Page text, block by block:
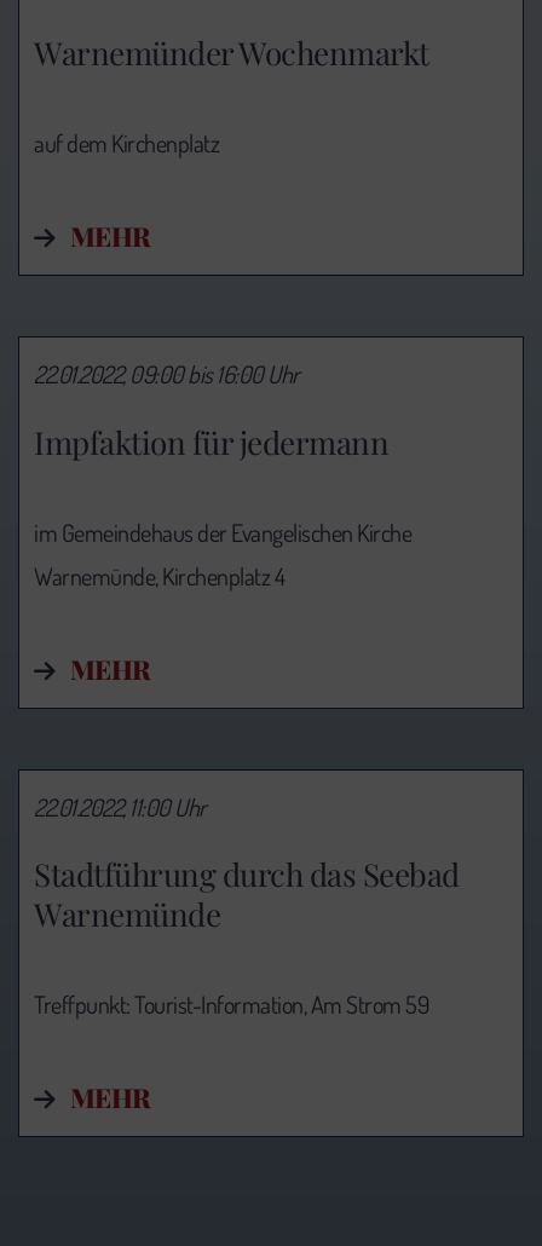
Warnemünder Wochenmarkt
auf dem Kirchenplatz
MEHR
Impfaktion für jedermann
22.01.2022, 09:00 bis 16:00 Uhr
im Gemeindehaus der Evangelischen Kirche
Warnemünde, Kirchenplatz 4
MEHR
Stadtführung durch das Seebad
Warnemünde
22.01.2022, 11:00 Uhr
Treffpunkt: Tourist-Information,Am Strom 59
MEHR